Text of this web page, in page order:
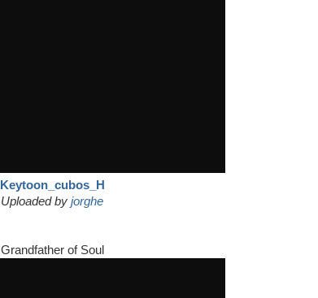
Keytoon_cubos_H
Uploaded by jorghe
Grandfather of Soul